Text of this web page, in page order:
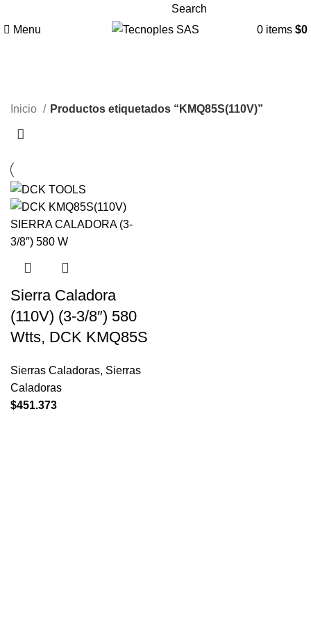
Search
Menu
0 items $0
Inicio Productos etiquetados “KMQ85S(110V)”
Sierra Caladora
(110V) (3-3/8″) 580
Wtts, DCK KMQ85S
Sierras Caladoras, Sierras
Caladoras
$451.373